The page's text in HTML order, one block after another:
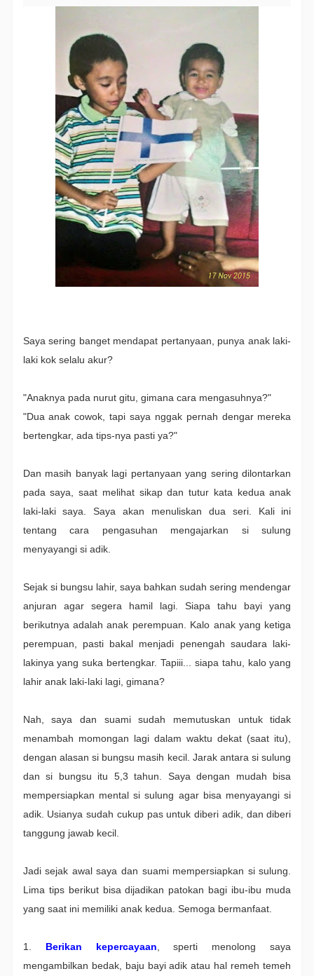
Saya sering banget mendapat pertanyaan, punya anak laki-
laki kok selalu akur?
"Anaknya pada nurut gitu, gimana cara mengasuhnya?"
"Dua anak cowok, tapi saya nggak pernah dengar mereka
bertengkar, ada tips-nya pasti ya?"
Dan masih banyak lagi pertanyaan yang sering dilontarkan
pada saya, saat melihat sikap dan tutur kata kedua anak
laki-laki saya. Saya akan menuliskan dua seri. Kali ini
tentang cara pengasuhan mengajarkan si sulung
menyayangi si adik.
Sejak si bungsu lahir, saya bahkan sudah sering mendengar
anjuran agar segera hamil lagi. Siapa tahu bayi yang
berikutnya adalah anak perempuan. Kalo anak yang ketiga
perempuan, pasti bakal menjadi penengah saudara laki-
lakinya yang suka bertengkar. Tapiii... siapa tahu, kalo yang
lahir anak laki-laki lagi, gimana?
Nah, saya dan suami sudah memutuskan untuk tidak
menambah momongan lagi dalam waktu dekat (saat itu),
dengan alasan si bungsu masih kecil. Jarak antara si sulung
dan si bungsu itu 5,3 tahun. Saya dengan mudah bisa
mempersiapkan mental si sulung agar bisa menyayangi si
adik. Usianya sudah cukup pas untuk diberi adik, dan diberi
tanggung jawab kecil.
Jadi sejak awal saya dan suami mempersiapkan si sulung.
Lima tips berikut bisa dijadikan patokan bagi ibu-ibu muda
yang saat ini memiliki anak kedua. Semoga bermanfaat.
1. Berikan kepercayaan, sperti menolong saya
mengambilkan bedak, baju bayi adik atau hal remeh temeh